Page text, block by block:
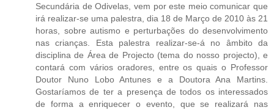
Secundária de Odivelas, vem por este meio comunicar que
irá realizar-se uma palestra, dia 18 de Março de 2010 às 21
horas, sobre autismo e perturbações do desenvolvimento
nas crianças. Esta palestra realizar-se-á no âmbito da
disciplina de Área de Projecto (tema do nosso projecto), e
contará com vários oradores, entre os quais o Professor
Doutor Nuno Lobo Antunes e a Doutora Ana Martins.
Gostaríamos de ter a presença de todos os interessados
de forma a enriquecer o evento, que se realizará nas